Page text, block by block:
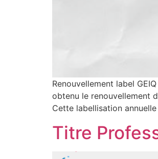
Renouvellement label
obtenu le
Cette labellisation
Titre